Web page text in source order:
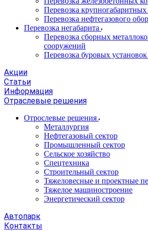
Перевозка крупногабаритных
Перевозка нефтегазового
Перевозка негабарита
Перевозка сборных
сооружений
Перевозка буровых
Акции
Статьи
Информация
Отраслевые решения
Отрослевые решения
Металлургия
Нефтегазовый сектор
Промышленный сектор
Сельское хозяйство
Спецтехника
Строительный сектор
Тяжеловесные и проектные
Тяжелое машиностроение
Энергетический сектор
Автопарк
Контакты